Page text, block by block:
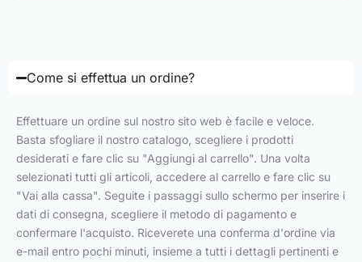
Come si effettua un ordine?
Effettuare un ordine sul nostro sito web è facile e veloce.
Basta sfogliare il nostro catalogo, scegliere i prodotti
desiderati e fare clic su "Aggiungi al carrello". Una volta
selezionati tutti gli articoli, accedere al carrello e fare clic su
"Vai alla cassa". Seguite i passaggi sullo schermo per inserire i
dati di consegna, scegliere il metodo di pagamento e
confermare l'acquisto. Riceverete una conferma d'ordine via
e-mail entro pochi minuti, insieme a tutti i dettagli pertinenti e